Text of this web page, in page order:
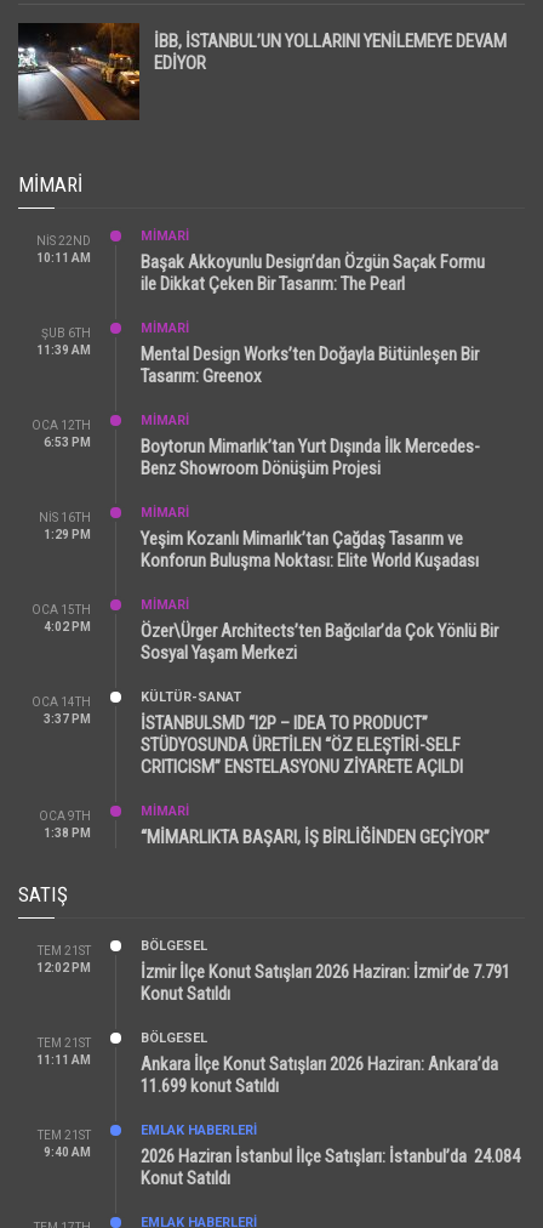
İBB, İSTANBUL’UN YOLLARINI YENİLEMEYE DEVAM
EDİYOR
MIMARI
NIS 22ND
10:11 AM
MİMARİ
Başak Akkoyunlu Design’dan Özgün Saçak Formu
ile Dikkat Çeken Bir Tasarım: The Pearl
ŞUB 6TH
11:39 AM
MİMARİ
Mental Design Works’ten Doğayla Bütünleşen Bir
Tasarım: Greenox
OCA 12TH
6:53 PM
MİMARİ
Boytorun Mimarlık’tan Yurt Dışında İlk Mercedes-
Benz Showroom Dönüşüm Projesi
NIS 16TH
1:29 PM
MİMARİ
Yeşim Kozanlı Mimarlık’tan Çağdaş Tasarım ve
Konforun Buluşma Noktası: Elite World Kuşadası
OCA 15TH
4:02 PM
MİMARİ
Özer\Ürger Architects’ten Bağcılar’da Çok Yönlü Bir
Sosyal Yaşam Merkezi
OCA 14TH
3:37 PM
KÜLTÜR-SANAT
İSTANBULSMD “I2P – IDEA TO PRODUCT”
STÜDYOSUNDA ÜRETİLEN “ÖZ ELEŞTİRİ-SELF
CRITICISM” ENSTELASYONU ZİYARETE AÇILDI
OCA 9TH
1:38 PM
MİMARİ
“MİMARLIKTA BAŞARI, İŞ BİRLİĞİNDEN GEÇİYOR”
SATIŞ
TEM 21ST
12:02 PM
BÖLGESEL
İzmir İlçe Konut Satışları 2026 Haziran: İzmir’de 7.791
Konut Satıldı
TEM 21ST
11:11 AM
BÖLGESEL
Ankara İlçe Konut Satışları 2026 Haziran: Ankara’da
11.699 konut Satıldı
TEM 21ST
9:40 AM
EMLAK HABERLERI
2026 Haziran İstanbul İlçe Satışları: İstanbul’da 24.084
Konut Satıldı
EMLAK HABERLERI